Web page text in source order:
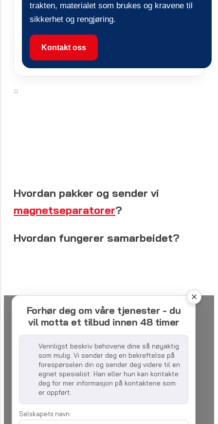
trakten, materialet som brukes og kravene til
sikkerhet og rengjøring.
Kontakt oss
::: ​​
Hvordan pakker og sender vi
magnetseparatorer?
Hvordan fungerer samarbeidet?
Forhør deg om våre tjenester - du
vil motta et tilbud innen 48 timer
Vennligst beskriv behovene dine så nøyaktig
som mulig. Vi sender deg en bekreftelse på
forespørselen din og sender deg videre til en
egnet spesialist. Han eller hun kan kontakte
deg for mer informasjon på kontaktene som
er oppført.
Selskapets navn: